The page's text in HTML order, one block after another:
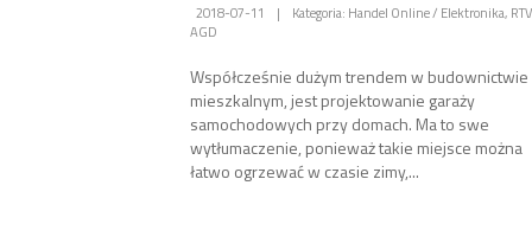
2018-07-11 |
Kategoria: Handel Online / Elektronika,
AGD
Współcześnie dużym trendem w budownictwie
mieszkalnym, jest projektowanie garaży
samochodowych przy domach. Ma to swe
wytłumaczenie, ponieważ takie miejsce można
łatwo ogrzewać w czasie zimy,...